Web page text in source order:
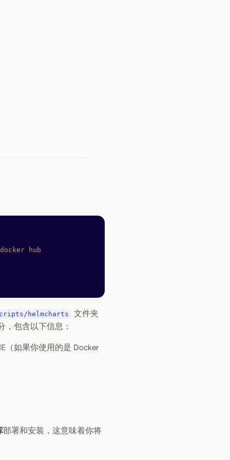
docker hub
helmcharts
文件夹
，包含以下信息：
（如果你使用的是 Docker
部署和安装，这意味着你将